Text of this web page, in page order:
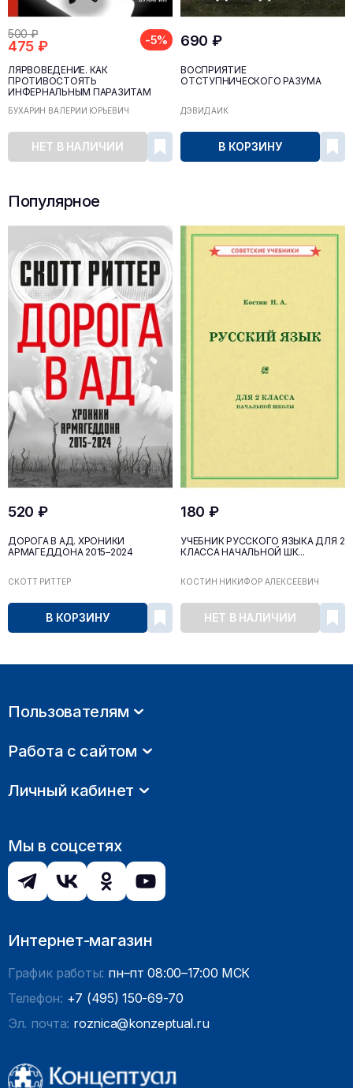
500 ₽
475 ₽ -5%
ЛЯРВОВЕДЕНИЕ. КАК
ПРОТИВОСТОЯТЬ
ИНФЕРНАЛЬНЫМ ПАРАЗИТАМ
БУХАРИН ВАЛЕРИЙ ЮРЬЕВИЧ
НЕТ В НАЛИЧИИ
690 ₽
ВОСПРИЯТИЕ
ОТСТУПНИЧЕСКОГО РАЗУМА
ДЭВИД АЙК
В КОРЗИНУ
Популярное
520 ₽
ДОРОГА В АД. ХРОНИКИ
АРМАГЕДДОНА 2015–2024
СКОТТ РИТТЕР
В КОРЗИНУ
180 ₽
УЧЕБНИК РУССКОГО ЯЗЫКА ДЛЯ 2
КЛАССА НАЧАЛЬНОЙ ШК...
КОСТИН НИКИФОР АЛЕКСЕЕВИЧ
НЕТ В НАЛИЧИИ
Пользователям
Работа с сайтом
Личный кабинет
Мы в соцсетях
Интернет-магазин
График работы: пн–пт 08:00–17:00 МСК
Телефон: +7 (495) 150-69-70
Эл. почта: roznica@konzeptual.ru